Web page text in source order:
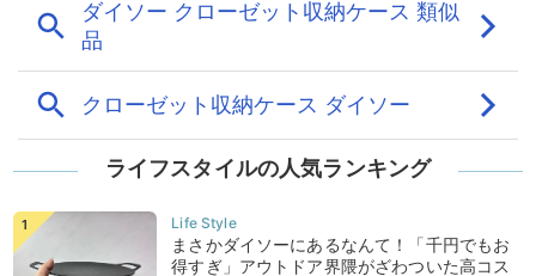
ライフスタイルの人気ランキング
まさかダイソーにあるなんて！「千円でもお
得すぎ」アウトドア界隈がざわついた高コス